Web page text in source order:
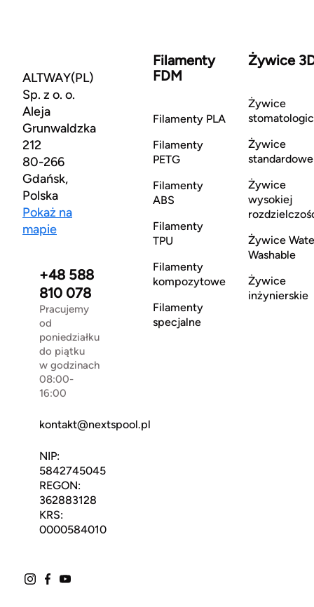
ALTWAY(PL)
Sp. z o. o.
Aleja
Grunwaldzka
212
80-266
Gdańsk,
Polska
Pokaż na
mapie
+48 588
810 078
Pracujemy
od
poniedziałku
do piątku
w godzinach
08:00-
16:00
kontakt@nextspool.pl
NIP:
5842745045
REGON:
362883128
KRS:
0000584010
Filamenty
FDM
Filamenty PLA
Filamenty
PETG
Filamenty
ABS
Filamenty
TPU
Filamenty
kompozytowe
Filamenty
specjalne
Żywice
Żywice
Żywice
standardowe
Żywice
wysokiej
Żywice
Washable
Żywice
inżynierskie